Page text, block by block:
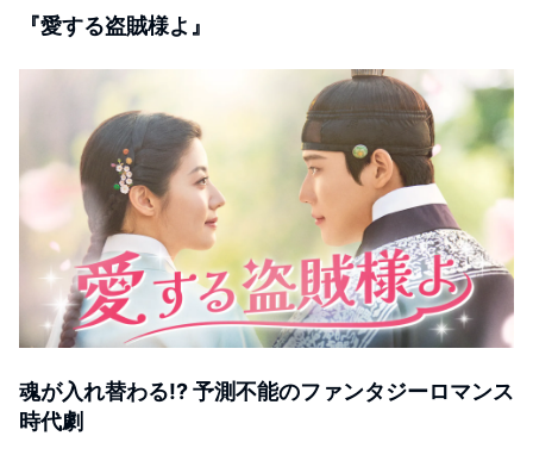
『愛する盗賊様よ』
魂が入れ替わる!? 予測不能のファンタジーロマンス
時代劇